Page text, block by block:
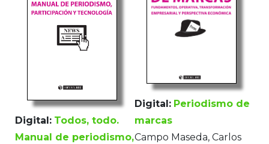
Digital: Todos, todo.
Manual de periodismo,
Digital: Periodismo de
marcas
Campo Maseda, Carlos